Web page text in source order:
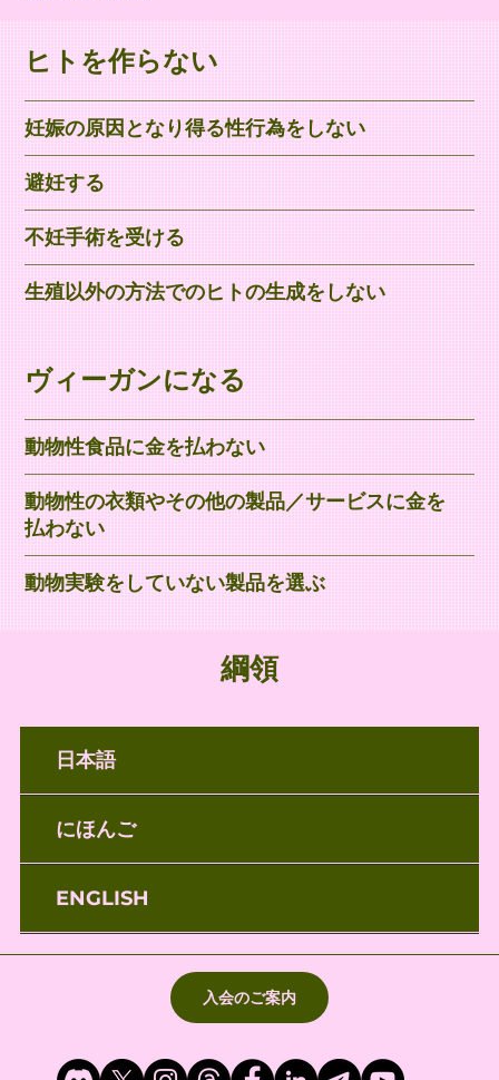
ヒトを作らない
妊娠の原因となり得る性行為をしない
避妊する
不妊手術を受ける
生殖以外の方法でのヒトの生成をしない
​ヴィーガンになる
動物性食品に金を払わない
動物性の衣類やその他の製品／サービスに金を
払わない
動物実験をしていない製品を選ぶ
日本語
にほんご
ENGLISH
綱領
入会のご案内